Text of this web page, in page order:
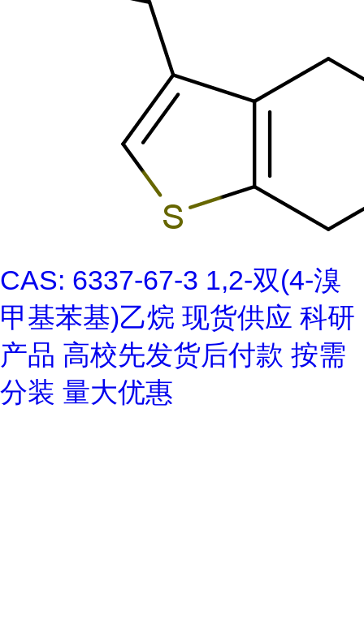
CAS: 6337-67-3 1,2-双(4-溴
甲基苯基)乙烷 现货供应 科研
产品 高校先发货后付款 按需
分装 量大优惠